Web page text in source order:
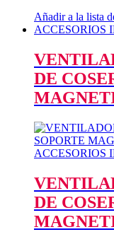
Añadir a la lista
ACCESORIOS
DE
ACCESORIOS
DE